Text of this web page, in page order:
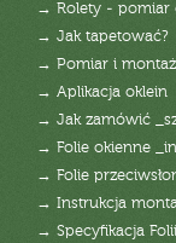
→ Rolety - pomiar
→ Jak tapetować?
→ Pomiar i montaż
→ Aplikacja oklein
→ Jak zamówić
→ Folie okienne
→ Folie
→ Instrukcja
→ Specyfikacja